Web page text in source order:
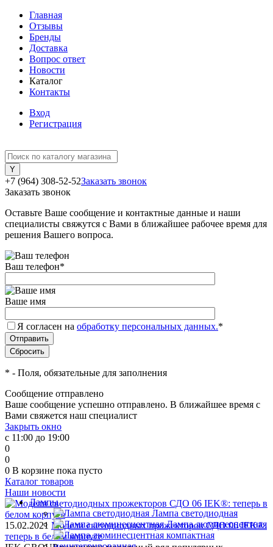
Главная
Отзывы
Бренды
Доставка
Вопрос ответ
Новости
Каталог
Контакты
Вход
Регистрация
+7 (964) 308-52-52Заказать звонок
Заказать звонок
Оставьте Ваше сообщение и контактные данные и наши
специалисты свяжутся с Вами в ближайшее рабочее время для
решения Вашего вопроса.
Ваш телефон*
Ваше имя
Я согласен на обработку персональных данных.*
* - Поля, обязательные для заполнения
Сообщение отправлено
Ваше сообщение успешно отправлено. В ближайшее время с
Вами свяжется наш специалист
Закрыть окно
с 11:00 до 19:00
0
0
0 В корзине пока пусто
Каталог товаров
Лампы
Лампа светодиодная
Лампа люминесцентная
Наши новости
15.02.2021 Модели светодиодных прожекторов СДО 06 IEK®:
теперь в белом корпусе